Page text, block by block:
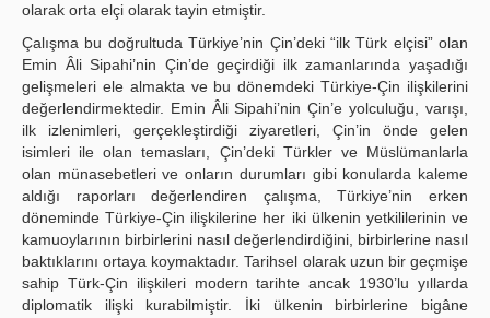
olarak orta elçi olarak tayin etmiştir.
Çalışma bu doğrultuda Türkiye’nin Çin’deki “ilk Türk elçisi” olan
Emin Âli Sipahi’nin Çin’de geçirdiği ilk zamanlarında yaşadığı
gelişmeleri ele almakta ve bu dönemdeki Türkiye-Çin ilişkilerini
değerlendirmektedir. Emin Âli Sipahi’nin Çin’e yolculuğu, varışı,
ilk izlenimleri, gerçekleştirdiği ziyaretleri, Çin’in önde gelen
isimleri ile olan temasları, Çin’deki Türkler ve Müslümanlarla
olan münasebetleri ve onların durumları gibi konularda kaleme
aldığı raporları değerlendiren çalışma, Türkiye’nin erken
döneminde Türkiye-Çin ilişkilerine her iki ülkenin yetkililerinin ve
kamuoylarının birbirlerini nasıl değerlendirdiğini, birbirlerine nasıl
baktıklarını ortaya koymaktadır. Tarihsel olarak uzun bir geçmişe
sahip Türk-Çin ilişkileri modern tarihte ancak 1930’lu yıllarda
diplomatik ilişki kurabilmiştir. İki ülkenin birbirlerine bigâne